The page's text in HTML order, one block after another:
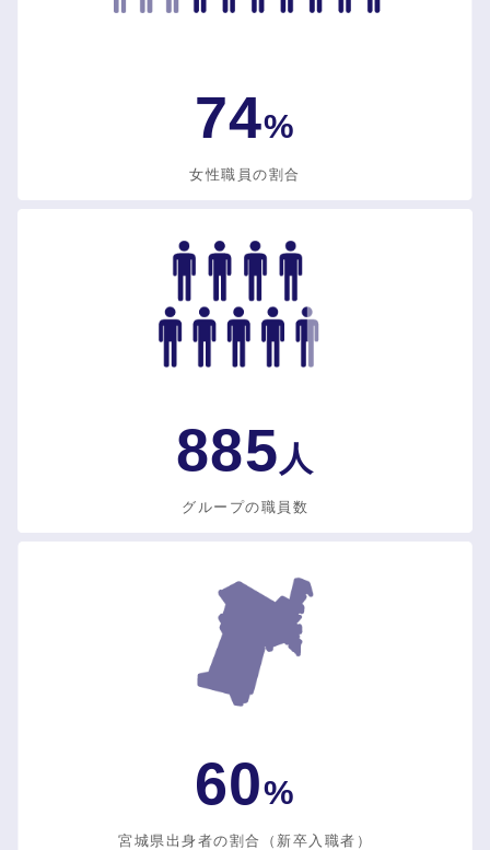
74%
女性職員の割合
885人
グループの職員数
60%
宮城県出身者の割合（新卒入職者）